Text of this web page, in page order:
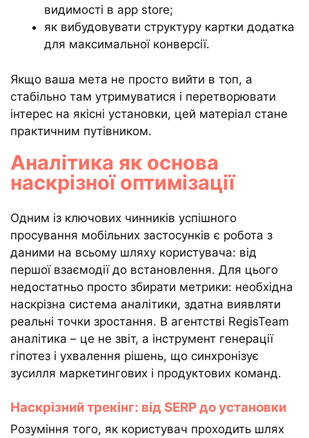
видимості в app store;
як вибудовувати структуру картки додатка
для максимальної конверсії.
Якщо ваша мета не просто вийти в топ, а
стабільно там утримуватися і перетворювати
інтерес на якісні установки, цей матеріал стане
практичним путівником.
Аналітика як основа
наскрізної оптимізації
Одним із ключових чинників успішного
просування мобільних застосунків є робота з
даними на всьому шляху користувача: від
першої взаємодії до встановлення. Для цього
недостатньо просто збирати метрики: необхідна
наскрізна система аналітики, здатна виявляти
реальні точки зростання. В агентстві RegisTeam
аналітика – це не звіт, а інструмент генерації
гіпотез і ухвалення рішень, що синхронізує
зусилля маркетингових і продуктових команд.
Наскрізний трекінг: від SERP до установки
Розуміння того, як користувач проходить шлях